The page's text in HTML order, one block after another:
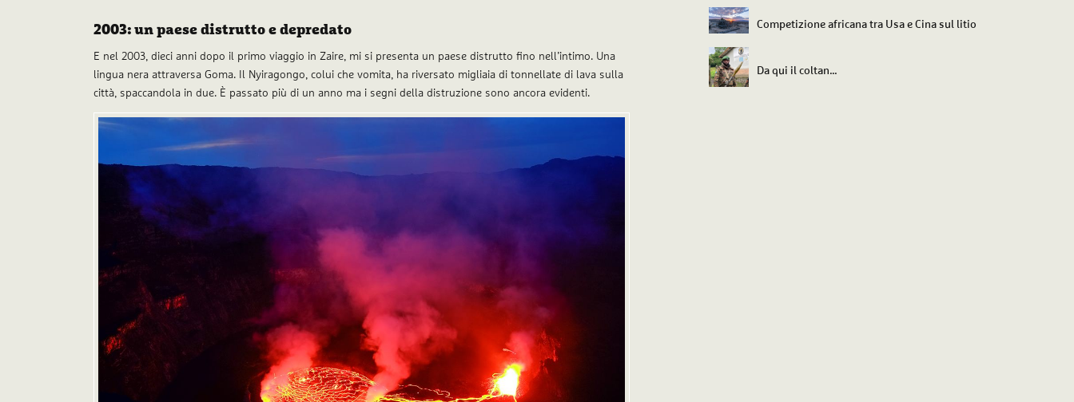
2003: un paese distrutto e depredato
E nel 2003, dieci anni dopo il primo viaggio in Zaire, mi si presenta un paese distrutto fino nell’intimo. Una
lingua nera attraversa Goma. Il Nyiragongo, colui che vomita, ha riversato migliaia di tonnellate di lava sulla
città, spaccandola in due. È passato più di un anno ma i segni della distruzione sono ancora evidenti.
Competizione africana tra Usa e Cina sul litio
Da qui il coltan...